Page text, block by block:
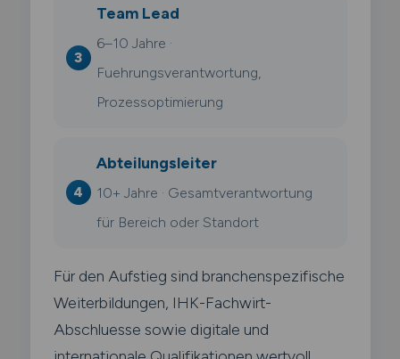
Team Lead
6–10 Jahre ·
Fuehrungsverantwortung,
Prozessoptimierung
Abteilungsleiter
10+ Jahre · Gesamtverantwortung
für Bereich oder Standort
Für den Aufstieg sind branchenspezifische
Weiterbildungen, IHK-Fachwirt-
Abschluesse sowie digitale und